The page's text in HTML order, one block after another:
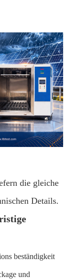
die gleiche
Details.
beständigkeit
und